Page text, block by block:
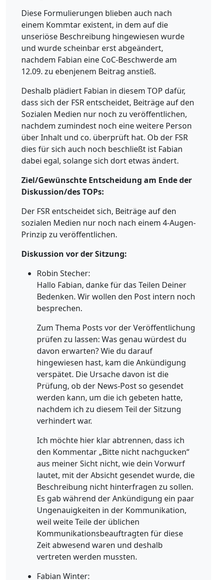
Diese Formulierungen blieben auch nach
einem Kommtar existent, in dem auf die
unseriöse Beschreibung hingewiesen wurde
und wurde scheinbar erst abgeändert,
nachdem Fabian eine CoC-Beschwerde am
12.09. zu ebenjenem Beitrag anstieß.
Deshalb plädiert Fabian in diesem TOP dafür,
dass sich der FSR entscheidet, Beiträge auf den
Sozialen Medien nur noch zu veröffentlichen,
nachdem zumindest noch eine weitere Person
über Inhalt und co. überprüft hat. Ob der FSR
dies für sich auch noch beschließt ist Fabian
dabei egal, solange sich dort etwas ändert.
Ziel/Gewünschte Entscheidung am Ende der
Diskussion/des TOPs:
Der FSR entscheidet sich, Beiträge auf den
sozialen Medien nur noch nach einem 4-Augen-
Prinzip zu veröffentlichen.
Diskussion vor der Sitzung:
Robin Stecher:
Hallo Fabian, danke für das Teilen Deiner
Bedenken. Wir wollen den Post intern noch
besprechen.
Zum Thema Posts vor der Veröffentlichung
prüfen zu lassen: Was genau würdest du
davon erwarten? Wie du darauf
hingewiesen hast, kam die Ankündigung
verspätet. Die Ursache davon ist die
Prüfung, ob der News-Post so gesendet
werden kann, um die ich gebeten hatte,
nachdem ich zu diesem Teil der Sitzung
verhindert war.
Ich möchte hier klar abtrennen, dass ich
den Kommentar „Bitte nicht nachgucken“
aus meiner Sicht nicht, wie dein Vorwurf
lautet, mit der Absicht gesendet wurde, die
Beschreibung nicht hinterfragen zu sollen.
Es gab während der Ankündigung ein paar
Ungenauigkeiten in der Kommunikation,
weil weite Teile der üblichen
Kommunikationsbeauftragten für diese
Zeit abwesend waren und deshalb
vertreten werden mussten.
Fabian Winter: